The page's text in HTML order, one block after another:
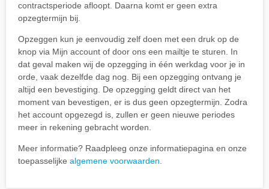
contractsperiode afloopt. Daarna komt er geen extra
opzegtermijn bij.
Opzeggen kun je eenvoudig zelf doen met een druk op de
knop via Mijn account of door ons een mailtje te sturen. In
dat geval maken wij de opzegging in één werkdag voor je in
orde, vaak dezelfde dag nog. Bij een opzegging ontvang je
altijd een bevestiging. De opzegging geldt direct van het
moment van bevestigen, er is dus geen opzegtermijn. Zodra
het account opgezegd is, zullen er geen nieuwe periodes
meer in rekening gebracht worden.
Meer informatie? Raadpleeg onze informatiepagina en onze
toepasselijke algemene voorwaarden